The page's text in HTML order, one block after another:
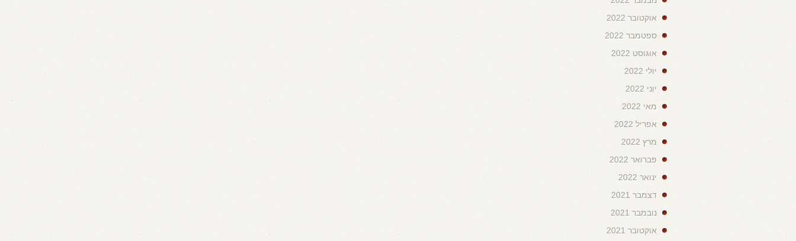
אוקטובר 2022
ספטמבר 2022
אוגוסט 2022
יולי 2022
יוני 2022
מאי 2022
אפריל 2022
מרץ 2022
פברואר 2022
ינואר 2022
דצמבר 2021
נובמבר 2021
אוקטובר 2021